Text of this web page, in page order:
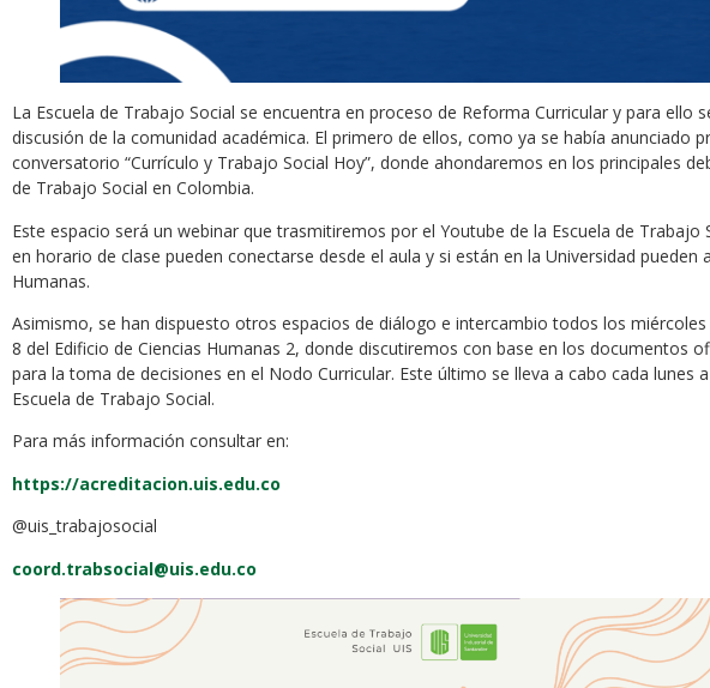
La Escuela de Trabajo Social se encuentra en proceso de Reforma Curricular y para ello
discusión de la comunidad académica. El primero de ellos, como ya se había anunciado
conversatorio “Currículo y Trabajo Social Hoy”, donde ahondaremos en los principales
de Trabajo Social en Colombia.
Este espacio será un webinar que trasmitiremos por el Youtube de la Escuela de Trabajo
en horario de clase pueden conectarse desde el aula y si están en la Universidad pueden
Humanas.
Asimismo, se han dispuesto otros espacios de diálogo e intercambio todos los
8 del Edificio de Ciencias Humanas 2, donde discutiremos con base en los documentos
para la toma de decisiones en el Nodo Curricular. Este último se lleva a cabo cada lunes
Escuela de Trabajo Social.
Para más información consultar en:
https://acreditacion.uis.edu.co
@uis_trabajosocial
coord.trabsocial@uis.edu.co